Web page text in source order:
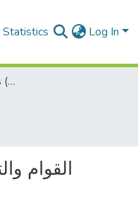
Statistics Log In
Publications scientifiques (Laboratoires)
القوام